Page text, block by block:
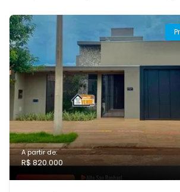
A partir de:
R$ 820.000